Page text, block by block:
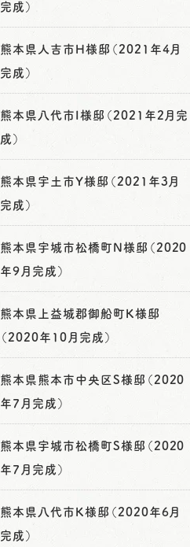
完成）
熊本県人吉市H様邸（2021年4月
完成）
熊本県八代市I様邸（2021年2月完
成）
熊本県宇土市Y様邸（2021年3月
完成）
熊本県宇城市松橋町N様邸（2020
年9月完成）
熊本県上益城郡御船町K様邸
（2020年10月完成）
熊本県熊本市中央区S様邸（2020
年7月完成）
熊本県宇城市松橋町S様邸（2020
年7月完成）
熊本県八代市K様邸（2020年6月
完成）